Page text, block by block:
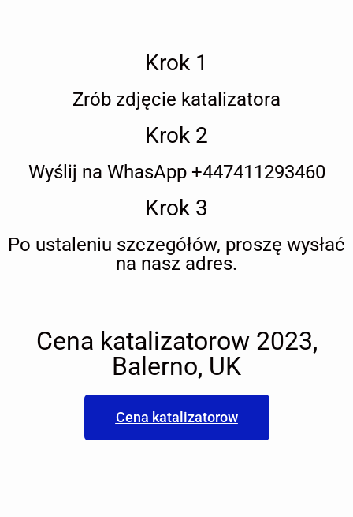
Krok 1
Zrób zdjęcie katalizatora
Krok 2
Wyślij na WhasApp +447411293460
Krok 3
Po ustaleniu szczegółów, proszę wysłać
na nasz adres.
Cena katalizatorow 2023,
Balerno, UK
Cena katalizatorow